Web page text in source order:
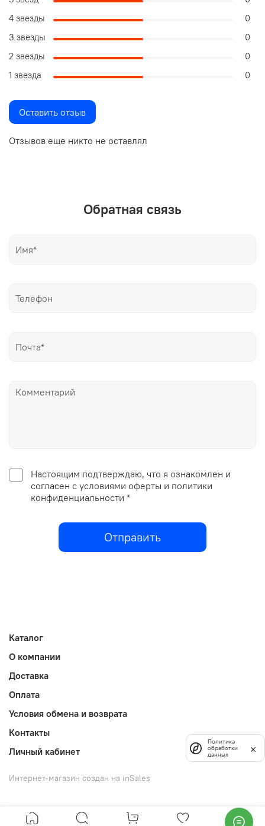
Отзывов еще никто не оставлял
4 звезды
0
3 звезды
0
2 звезды
0
1 звезда
0
Оставить отзыв
Обратная связь
Настоящим подтверждаю, что я ознакомлен и
согласен с условиями оферты и политики
конфиденциальности *
Отправить
Каталог
О компании
Доставка
Оплата
Условия обмена и возврата
Контакты
Личный кабинет
Интернет-магазин создан на inSales
Политика
обработки
данных